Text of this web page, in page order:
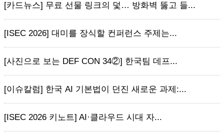
[카드뉴스] 무료 선물 링크의 덫… 방화벽 뚫고 들...
[ISEC 2026] 대미를 장식할 컨퍼런스 주제는...
[사진으로 보는 DEF CON 34②] 한국팀 데프...
[이슈칼럼] 한국 AI 기본법이 던진 새로운 과제:...
[ISEC 2026 키노트] AI·클라우드 시대 자...